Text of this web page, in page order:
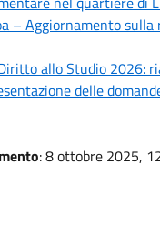
– Aggiornamento
allo Studio 2026:
delle
: 8 ottobre 2025,